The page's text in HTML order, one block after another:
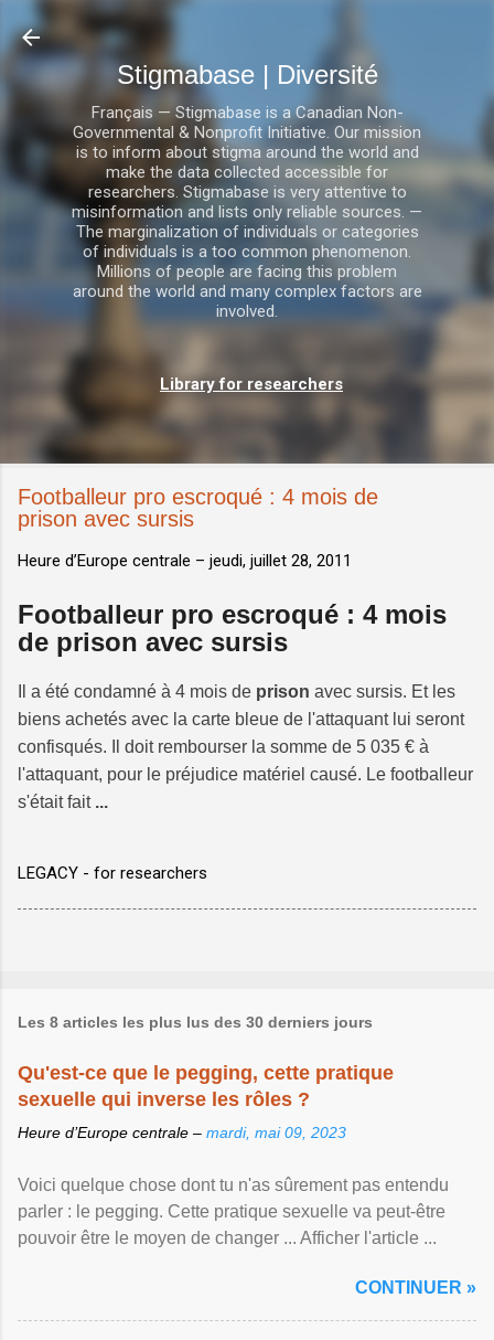
Stigmabase | Diversité
Français — Stigmabase is a Canadian Non-
Governmental & Nonprofit Initiative. Our mission
is to inform about stigma around the world and
make the data collected accessible for
researchers. Stigmabase is very attentive to
misinformation and lists only reliable sources. —
The marginalization of individuals or categories
of individuals is a too common phenomenon.
Millions of people are facing this problem
around the world and many complex factors are
involved.
Library for researchers
Footballeur pro escroqué : 4 mois de
prison avec sursis
Heure d’Europe centrale – jeudi, juillet 28, 2011
Footballeur pro escroqué : 4 mois
de prison avec sursis
Il a été condamné à 4 mois de prison avec sursis. Et les
biens achetés avec la carte bleue de l'attaquant lui seront
confisqués. Il doit rembourser la somme de 5 035 € à
l'attaquant, pour le préjudice matériel causé. Le footballeur
s'était fait ...
LEGACY - for researchers
Les 8 articles les plus lus des 30 derniers jours
Qu'est-ce que le pegging, cette pratique
sexuelle qui inverse les rôles ?
Heure d’Europe centrale – mardi, mai 09, 2023
Voici quelque chose dont tu n'as sûrement pas entendu
parler : le pegging. Cette pratique sexuelle va peut-être
pouvoir être le moyen de changer ... Afficher l'article ...
CONTINUER »